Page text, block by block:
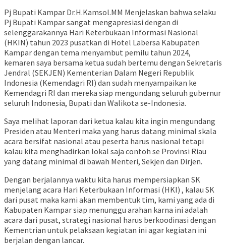
Pj Bupati Kampar Dr.H.Kamsol.MM Menjelaskan bahwa selaku
Pj Bupati Kampar sangat mengapresiasi dengan di
selenggarakannya Hari Keterbukaan Informasi Nasional
(HKIN) tahun 2023 pusatkan di Hotel Labersa Kabupaten
Kampar dengan tema menyambut pemilu tahun 2024,
kemaren saya bersama ketua sudah bertemu dengan Sekretaris
Jendral (SEKJEN) Kementerian Dalam Negeri Republik
Indonesia (Kemendagri RI) dan sudah menyampaikan ke
Kemendagri RI dan mereka siap mengundang seluruh gubernur
seluruh Indonesia, Bupati dan Walikota se-Indonesia.
Saya melihat laporan dari ketua kalau kita ingin mengundang
Presiden atau Menteri maka yang harus datang minimal skala
acara bersifat nasional atau peserta harus nasional tetapi
kalau kita menghadirkan lokal saja contoh se Provinsi Riau
yang datang minimal di bawah Menteri, Sekjen dan Dirjen.
Dengan berjalannya waktu kita harus mempersiapkan SK
menjelang acara Hari Keterbukaan Informasi (HKI) , kalau SK
dari pusat maka kami akan membentuk tim, kami yang ada di
Kabupaten Kampar siap menunggu arahan karna ini adalah
acara dari pusat, strategi nasional harus berkoodinasi dengan
Kementrian untuk pelaksaan kegiatan ini agar kegiatan ini
berjalan dengan lancar.